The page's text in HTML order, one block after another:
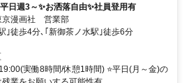
日週3～✨お洒落自由✨社員登用有
京漫画社 営業部
｣徒歩4分､｢新御茶ノ水駅｣徒歩6分
実働8時間/休憩1時間) ⭐平日(月～金)の